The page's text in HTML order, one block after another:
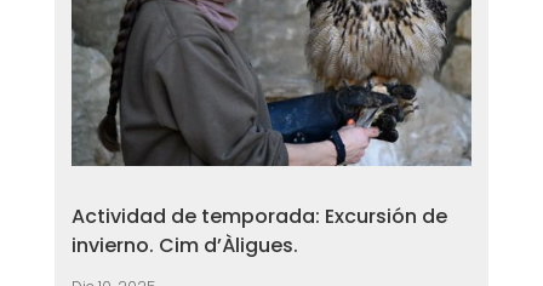
Actividad de temporada: Excursión de
invierno. Cim d’Àligues.